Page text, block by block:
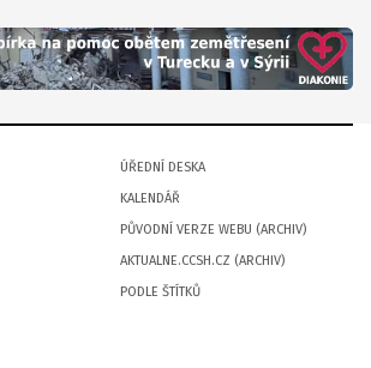
ÚŘEDNÍ DESKA
KALENDÁŘ
PŮVODNÍ VERZE WEBU (ARCHIV)
AKTUALNE.CCSH.CZ (ARCHIV)
PODLE ŠTÍTKŮ